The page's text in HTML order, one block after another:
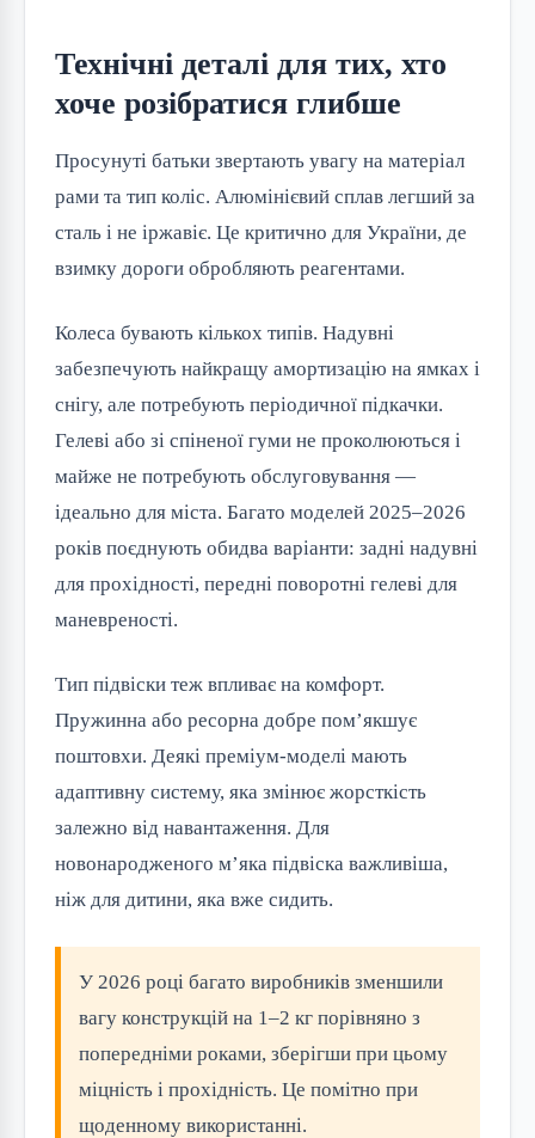
Технічні деталі для тих, хто
хоче розібратися глибше
Просунуті батьки звертають увагу на матеріал
рами та тип коліс. Алюмінієвий сплав легший за
сталь і не іржавіє. Це критично для України, де
взимку дороги обробляють реагентами.
Колеса бувають кількох типів. Надувні
забезпечують найкращу амортизацію на ямках і
снігу, але потребують періодичної підкачки.
Гелеві або зі спіненої гуми не проколюються і
майже не потребують обслуговування —
ідеально для міста. Багато моделей 2025–2026
років поєднують обидва варіанти: задні надувні
для прохідності, передні поворотні гелеві для
маневреності.
Тип підвіски теж впливає на комфорт.
Пружинна або ресорна добре пом’якшує
поштовхи. Деякі преміум-моделі мають
адаптивну систему, яка змінює жорсткість
залежно від навантаження. Для
новонародженого м’яка підвіска важливіша,
ніж для дитини, яка вже сидить.
У 2026 році багато виробників зменшили
вагу конструкцій на 1–2 кг порівняно з
попередніми роками, зберігши при цьому
міцність і прохідність. Це помітно при
щоденному використанні.